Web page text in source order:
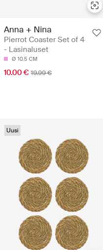
Anna + Nina
Pierrot Coaster Set of 4
- Lasinaluset
Ø 10.5 CM
10.00 € 19.99 €
Uusi